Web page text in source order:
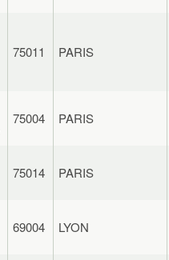
75011 PARIS
75004 PARIS
75014 PARIS
69004 LYON